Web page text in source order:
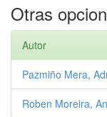
Otras
Autor
Pazmiño Mera,
Roben Moreira,